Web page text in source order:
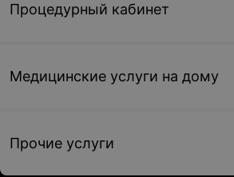
Процедурный кабинет
Медицинские услуги на дому
Прочие услуги